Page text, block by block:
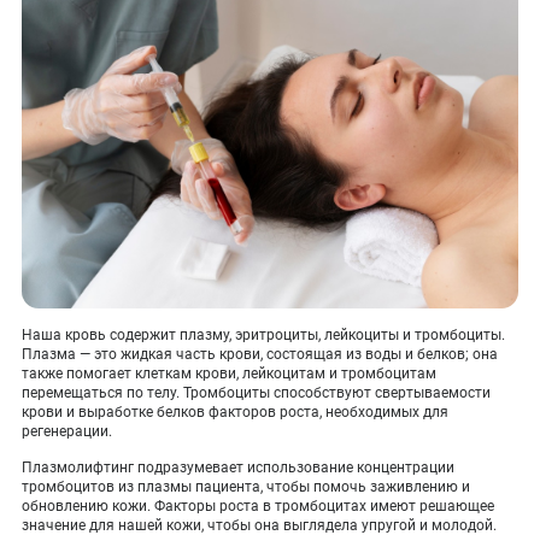
Наша кровь содержит плазму, эритроциты, лейкоциты и тромбоциты.
Плазма — это жидкая часть крови, состоящая из воды и белков; она
также помогает клеткам крови, лейкоцитам и тромбоцитам
перемещаться по телу. Тромбоциты способствуют свертываемости
крови и выработке белков факторов роста, необходимых для
регенерации.
Плазмолифтинг подразумевает использование концентрации
тромбоцитов из плазмы пациента, чтобы помочь заживлению и
обновлению кожи. Факторы роста в тромбоцитах имеют решающее
значение для нашей кожи, чтобы она выглядела упругой и молодой.